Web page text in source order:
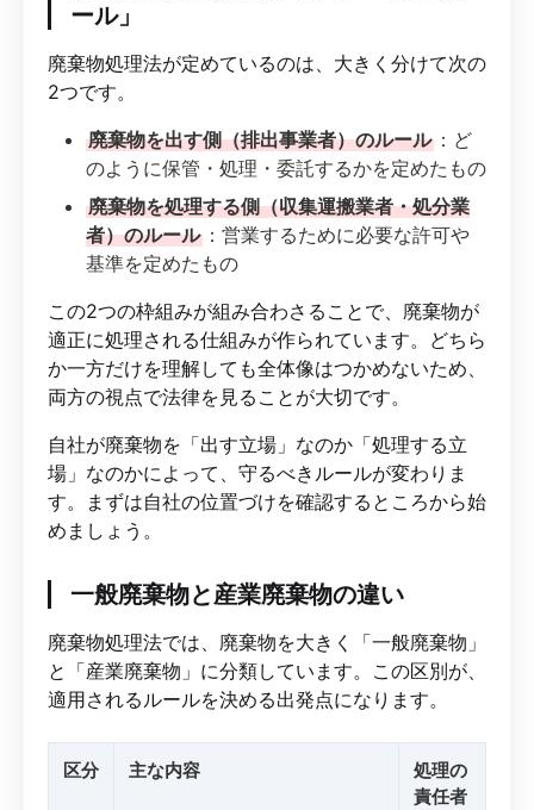
ール」
廃棄物処理法が定めているのは、大きく分けて次の
2つです。
廃棄物を出す側（排出事業者）のルール ：ど
のように保管・処理・委託するかを定めたもの
廃棄物を処理する側（収集運搬業者・処分業
者）のルール ：営業するために必要な許可や
基準を定めたもの
この2つの枠組みが組み合わさることで、廃棄物が
適正に処理される仕組みが作られています。どちら
か一方だけを理解しても全体像はつかめないため、
両方の視点で法律を見ることが大切です。
自社が廃棄物を「出す立場」なのか「処理する立
場」なのかによって、守るべきルールが変わりま
す。まずは自社の位置づけを確認するところから始
めましょう。
一般廃棄物と産業廃棄物の違い
廃棄物処理法では、廃棄物を大きく「一般廃棄物」
と「産業廃棄物」に分類しています。この区別が、
適用されるルールを決める出発点になります。
区分 主な内容
処理の
責任者